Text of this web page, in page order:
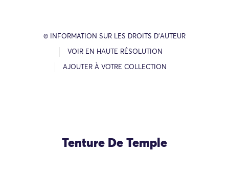
© INFORMATION SUR LES DROITS D’AUTEUR
VOIR EN HAUTE RÉSOLUTION
AJOUTER À VOTRE COLLECTION
Tenture De Temple